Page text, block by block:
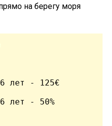
на берегу моря
лет - 125€
лет - 50%